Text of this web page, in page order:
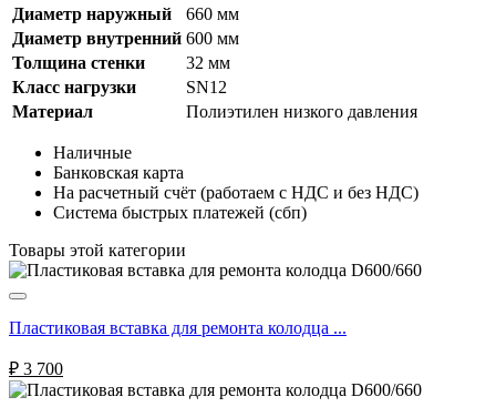
Диаметр наружный
660 мм
Диаметр внутренний 600 мм
Толщина стенки
32 мм
Класс нагрузки
SN12
Материал
Полиэтилен низкого давления
Наличные
Банковская карта
На расчетный счёт (работаем с НДС и без НДС)
Система быстрых платежей (сбп)
Товары этой категории
Пластиковая вставка для ремонта колодца ...
₽ 3 700